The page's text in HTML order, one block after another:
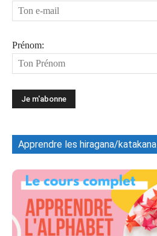
Prénom:
Apprendre les hiragana/katakana